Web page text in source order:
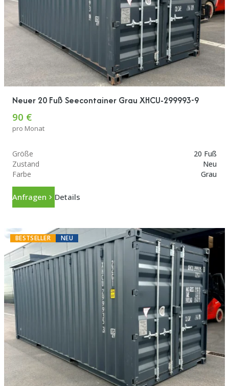
Neuer 20 Fuß Seecontainer Grau XHCU-299993-9
90 €
pro Monat
Größe
20 Fuß
Zustand
Neu
Farbe
Grau
Anfragen Details
BESTSELLER NEU